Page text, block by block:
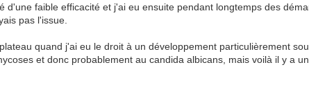
d'une faible efficacité et j'ai eu ensuite pendant longtemps des
pas l'issue.
quand j'ai eu le droit à un développement particulièrement
et donc probablement au candida albicans, mais voilà il y a